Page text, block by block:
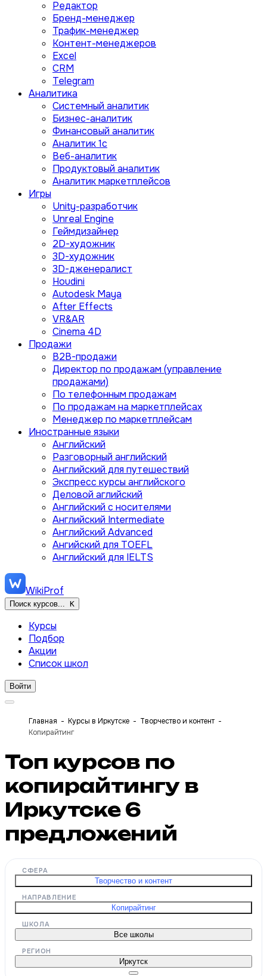
Редактор
Бренд-менеджер
Трафик-менеджер
Контент-менеджеров
Excel
CRM
Telegram
Аналитика
Системный аналитик
Бизнес-аналитик
Финансовый аналитик
Aналитик 1с
Веб-аналитик
Продуктовый аналитик
Аналитик маркетплейсов
Игры
Unity-разработчик
Unreal Engine
Геймдизайнер
2D-художник
3D-художник
3D-дженералист
Houdini
Autodesk Maya
After Effects
VR&AR
Cinema 4D
Продажи
B2B-продажи
Директор по продажам (управление
продажами)
По телефонным продажам
По продажам на маркетплейсах
Менеджер по маркетплейсам
Иностранные языки
Английский
Разговорный английский
Английский для путешествий
Экспресс курсы английского
Деловой аглийский
Английский с носителями
Английский Intermediate
Английский Advanced
Ангийский для TOEFL
Английский для IELTS
WikiProf
Поиск курсов... K
Курсы
Подбор
Акции
Список школ
Войти
Главная Курсы в Иркутске
Творчество и контент
Копирайтинг
Топ курсов по
копирайтингу в
Иркутске 6
предложений
СФЕРА
Творчество и контент
НАПРАВЛЕНИЕ
Копирайтинг
ШКОЛА
Все школы
РЕГИОН
Иркутск